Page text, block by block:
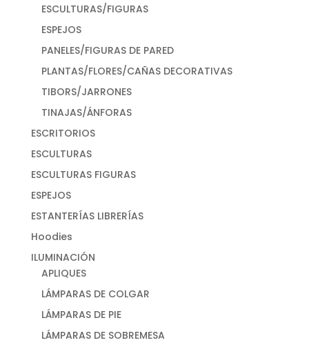
ESCULTURAS/FIGURAS
ESPEJOS
PANELES/FIGURAS DE PARED
PLANTAS/FLORES/CAÑAS DECORATIVAS
TIBORS/JARRONES
TINAJAS/ÁNFORAS
ESCRITORIOS
ESCULTURAS
ESCULTURAS FIGURAS
ESPEJOS
ESTANTERÍAS LIBRERÍAS
Hoodies
ILUMINACIÓN
APLIQUES
LÁMPARAS DE COLGAR
LÁMPARAS DE PIE
LÁMPARAS DE SOBREMESA